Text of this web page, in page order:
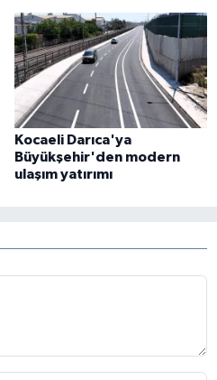
Kocaeli Darıca'ya
Büyükşehir'den modern
ulaşım yatırımı